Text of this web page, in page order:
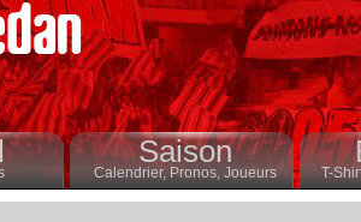
Saison
Calendrier,Pronos, Joueurs T-